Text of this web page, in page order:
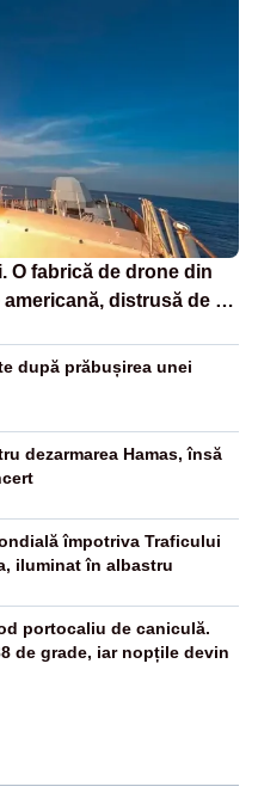
O fabrică de drone din
distrusă de o
după prăbușirea unei
dezarmarea Hamas, însă
împotriva Traficului
iluminat în albastru
portocaliu de caniculă.
de grade, iar nopțile devin